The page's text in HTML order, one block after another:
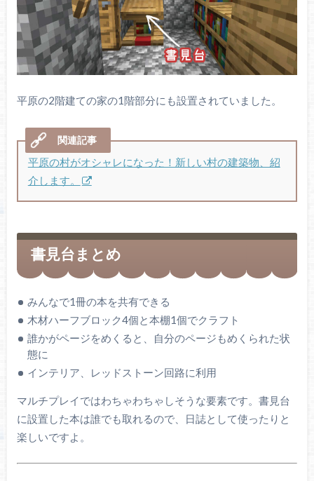
平原の2階建ての家の1階部分にも設置されていました。
平原の村がオシャレになった！新しい村の建築物、紹
介します。
書見台まとめ
みんなで1冊の本を共有できる
木材ハーフブロック4個と本棚1個でクラフト
誰かがページをめくると、自分のページもめくられた状
態に
インテリア、レッドストーン回路に利用
マルチプレイではわちゃわちゃしそうな要素です。書見台
に設置した本は誰でも取れるので、日誌として使ったりと
楽しいですよ。